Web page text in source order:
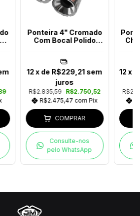
Ponteira 4" Cromado
Com Bocal Polido
R$2.835,59 R$2.750,52
R$2.475,47 com Pix
12 x de R$229,21 sem
juros
COMPRAR
Consulte-nos
pelo WhatsApp
12 x